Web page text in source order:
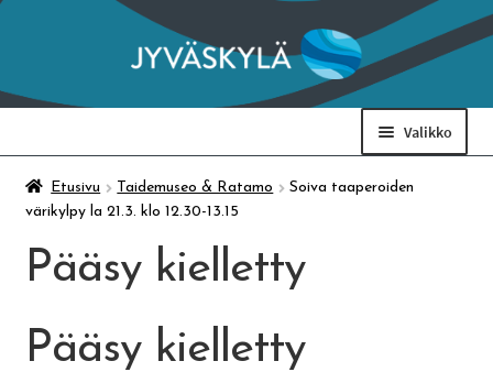
Siirry
navigointiin
Siirry
sisältöön
Valikko
Taidemuseo & Ratamo
Suomen käsityön museo
Etusivu Taidemuseo & Ratamo
Soiva taaperoiden
värikylpy la 21.3. klo 12.30-13.15
Pääsy kielletty
Pääsy kielletty